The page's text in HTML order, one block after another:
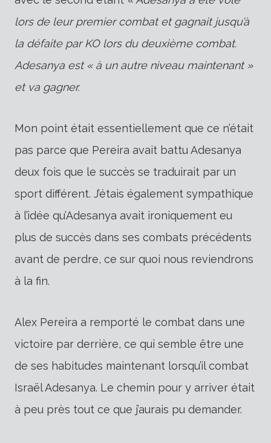
lors de leur premier combat et gagnait jusqu’à
la défaite par KO lors du deuxième combat.
Adesanya est « à un autre niveau maintenant »
et va gagner.
Mon point était essentiellement que ce n’était
pas parce que Pereira avait battu Adesanya
deux fois que le succès se traduirait par un
sport différent. J’étais également sympathique
à l’idée qu’Adesanya avait ironiquement eu
plus de succès dans ses combats précédents
avant de perdre, ce sur quoi nous reviendrons
à la fin.
Alex Pereira a remporté le combat dans une
victoire par derrière, ce qui semble être une
de ses habitudes maintenant lorsqu’il combat
Israël Adesanya. Le chemin pour y arriver était
à peu près tout ce que j’aurais pu demander.